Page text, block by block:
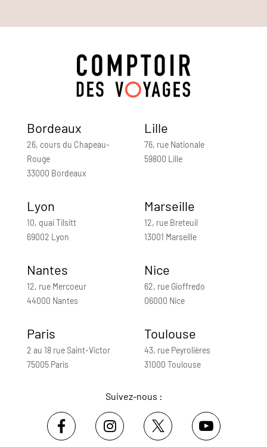
Bordeaux
26, cours du Chapeau-
Rouge
33000 Bordeaux
Lille
76, rue Nationale
59800 Lille
Lyon
10, quai Tilsitt
69002 Lyon
Marseille
12, rue Breteuil
13001 Marseille
Nantes
12, rue Mercoeur
44000 Nantes
Nice
62, rue Gioffredo
06000 Nice
Paris
2 au 18 rue Saint-Victor
75005 Paris
Toulouse
43, rue Peyrolières
31000 Toulouse
Suivez-nous :